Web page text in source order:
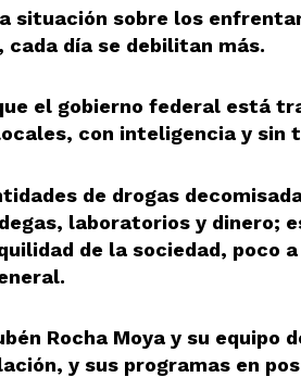
situación sobre los
cada día se debilitan más.
el gobierno federal está
con inteligencia y sin
de drogas
laboratorios y dinero;
de la sociedad, poco
Rocha Moya y su
y sus programas en